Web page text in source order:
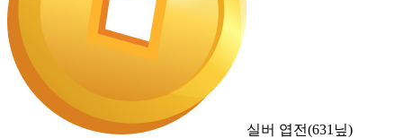
실버 엽전(631 닢)